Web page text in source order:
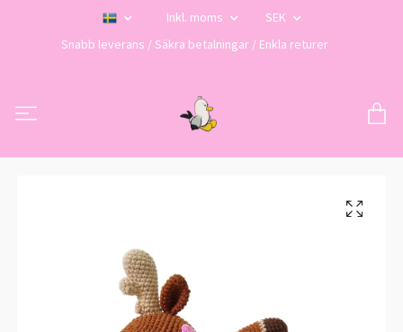
Inkl. moms
SEK
Snabb leverans / Säkra betalningar / Enkla returer